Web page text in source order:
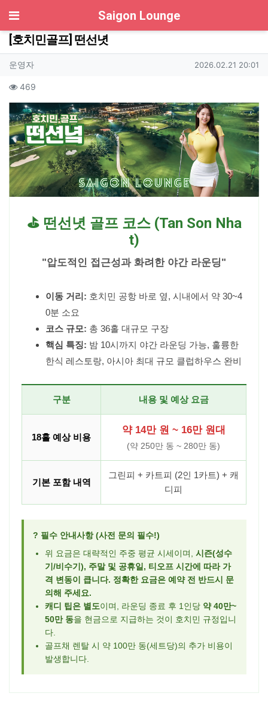
Saigon Lounge
[호치민골프] 떤선녓
작성자 정보
운영자작성 작성일
2026.02.21 20:01
컨텐츠 정보
469
본문
⛳ 떤선녓 골프 코스 (Tan Son Nha
t)
"압도적인 접근성과 화려한 야간 라운딩"
이동 거리: 호치민 공항 바로 옆, 시내에서 약 30~4
0분 소요
코스 규모: 총 36홀 대규모 구장
핵심 특징: 밤 10시까지 야간 라운딩 가능, 훌륭한
한식 레스토랑, 아시아 최대 규모 클럽하우스 완비
구분 내용 및 예상 요금
18홀 예상 비용
약 14만 원 ~ 16만 원대
(약 250만 동 ~ 280만 동)
기본 포함 내역
그린피 + 카트피 (2인 1카트) + 캐
디피
? 필수 안내사항 (사전 문의 필수!)
위 요금은 대략적인 주중 평균 시세이며, 시즌(성수
기/비수기), 주말 및 공휴일, 티오프 시간에 따라 가
격 변동이 큽니다. 정확한 요금은 예약 전 반드시 문
의해 주세요.
캐디 팁은 별도이며, 라운딩 종료 후 1인당 약 40만~
50만 동을 현금으로 지급하는 것이 호치민 규정입니
다.
골프채 렌탈 시 약 100만 동(세트당)의 추가 비용이
발생합니다.